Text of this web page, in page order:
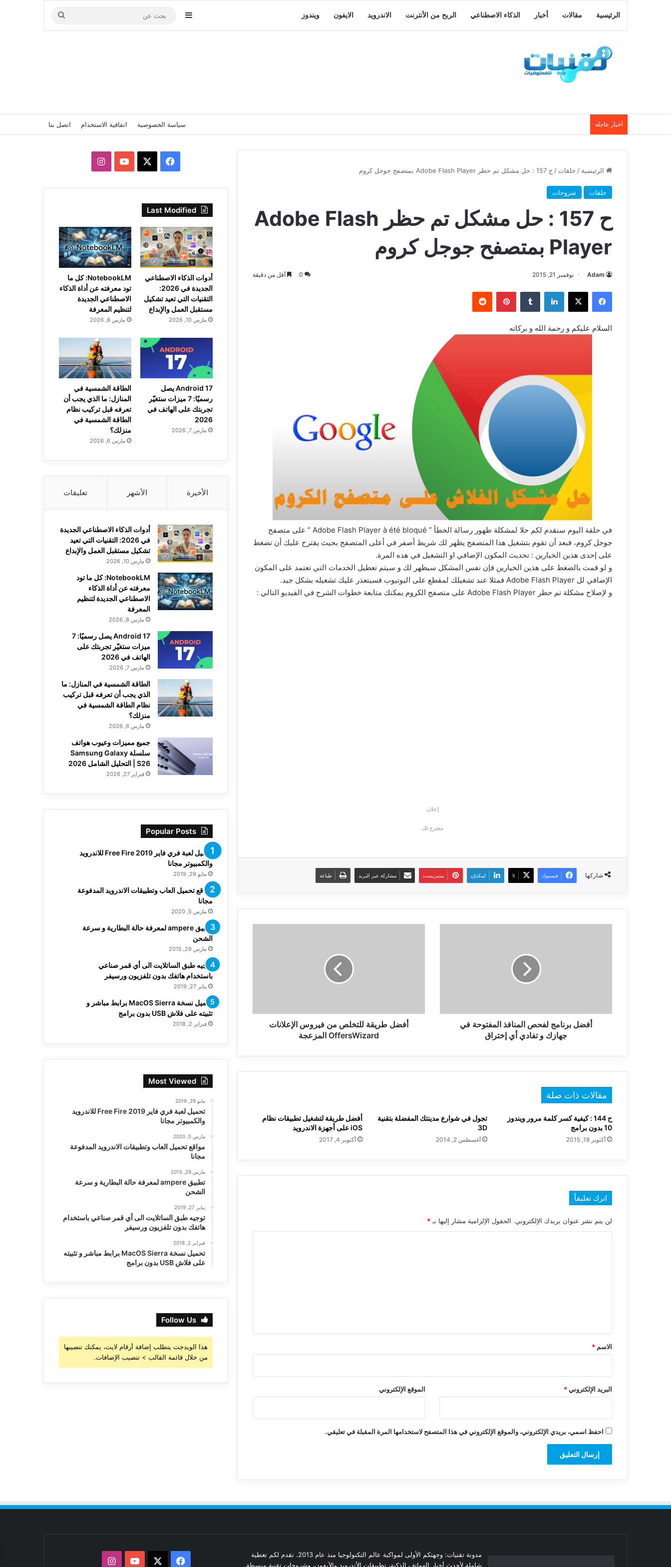
الرئيسية مقالات أخبار الذكاء الاصطناعي الربح من الأنترنت الاندرويد الايفون ويندوز إضافة عمود جانبي
بحث
عن
أخبار عاجلة سياسة الخصوصية اتفاقية الاستخدام اتصل بنا
الرئيسية / حلقات / ح 157 : حل مشكل تم حظر Adobe Flash Player بمتصفح جوجل كروم
حلقات شروحات
ح 157 : حل مشكل تم حظر Adobe Flash
Player بمتصفح جوجل كروم
Adam نوفمبر 21, 2015 0 أقل من دقيقة
فيسبوك ‫X لينكدإن بينتيريست
السلام عليكم و رحمة الله و بركاته
في حلقة اليوم سنقدم لكم حلا لمشكلة ظهور رسالة الخطأ ” Adobe Flash Player à été bloqué ” على متصفح
جوجل كروم، فبعد أن تقوم بتشغيل هذا المتصفح يظهر لك شريط أصفر في أعلى المتصفح بحيث يقترح عليك أن تضغط
على إحدى هذين الخيارين : تحديث المكون الإضافي او التشغيل في هده المرة.
و لو قمت بالضغط على هذين الخيارين فإن نفس المشكل سيظهر لك و سيتم تعطيل الخدمات التي تعتمد على المكون
الإضافي لل Adobe Flash Player فمثلا عند تشغيلك لمقطع على اليوتيوب فسيتعذر عليك تشغيله بشكل جيد.
و لإصلاح مشكلة تم حظر Adobe Flash Player على متصفح الكروم يمكنك متابعة خطوات الشرح في الفيديو التالي :
إعلان
مقترح لك
شاركها فيسبوك ‫X لينكدإن بينتيريست مشاركة عبر البريد طباعة
تفادي
أفضل برنامج لفحص المنافذ المفتوحة في
جهازك و تفادي أي إختراق
أفضل طريقة للتخلص من فيروس الإعلانات
OffersWizard المزعجة
مقالات ذات صلة
ح 144 : كيفية كسر كلمة مرور ويندوز
10 بدون برامج
أكتوبر 18, 2015
تجول في شوارع مدينتك المفضلة بتقنية
3D
أغسطس 2, 2014
أفضل طريقة لتشغيل تطبيقات نظام
iOS على أجهزة الاندرويد
أكتوبر 4, 2017
اترك تعليقاً
لن يتم نشر عنوان بريدك الإلكتروني. الحقول الإلزامية مشار إليها بـ *
*
الاسم *
البريد الإلكتروني* الموقع الإلكتروني
احفظ اسمي، بريدي الإلكتروني، والموقع الإلكتروني في هذا المتصفح لاستخدامها المرة المقبلة في تعليقي.
فيسبوك ‫YouTubeانستقرام
Last Modified
أدوات الذكاء الاصطناعي
الجديدة في 2026:
التقنيات التي تعيد تشكيل
مستقبل العمل والإبداع
مارس 10, 2026
NotebookLM: كل ما
تود معرفته عن أداة الذكاء
الاصطناعي الجديدة
لتنظيم المعرفة
مارس 8, 2026
Android 17 يصل
رسميًا: 7 ميزات ستغيّر
تجربتك على الهاتف في
2026
مارس 7, 2026
الطاقة الشمسية في
المنازل: ما الذي يجب أن
تعرفه قبل تركيب نظام
الطاقة الشمسية في
منزلك؟
مارس 6, 2026
الأخيرة الأشهر تعليقات
أدوات الذكاء الاصطناعي الجديدة
في 2026: التقنيات التي تعيد
تشكيل مستقبل العمل والإبداع
مارس 10, 2026
NotebookLM: كل ما تود
معرفته عن أداة الذكاء
الاصطناعي الجديدة لتنظيم
المعرفة
مارس 8, 2026
Android 17 يصل رسميًا: 7
ميزات ستغيّر تجربتك على
الهاتف في 2026
مارس 7, 2026
الطاقة الشمسية في المنازل: ما
الذي يجب أن تعرفه قبل تركيب
نظام الطاقة الشمسية في
منزلك؟
مارس 6, 2026
جميع مميزات وعيوب هواتف
سلسلة Samsung Galaxy
S26 | التحليل الشامل 2026
فبراير 27, 2026
Popular Posts
تحميل لعبة فري فاير Free Fire 2019 للاندرويد
والكمبيوتر مجانا
مايو 29, 2019
مواقع تحميل العاب وتطبيقات الاندرويد المدفوعة
مجانا
مارس 5, 2020
تطبيق ampere لمعرفة حالة البطارية و سرعة
الشحن
مارس 29, 2015
توجيه طبق الساتلايت الى أي قمر صناعي
باستخدام هاتفك بدون تلفزيون ورسيفر
يناير 27, 2019
تحميل نسخة MacOS Sierra برابط مباشر و
تثبيته على فلاش USB بدون برامج
فبراير 2, 2018
Most Viewed
مايو 29, 2019
تحميل لعبة فري فاير Free Fire 2019 للاندرويد
والكمبيوتر مجانا
مارس 5, 2020
مواقع تحميل العاب وتطبيقات الاندرويد المدفوعة
مجانا
مارس 29, 2015
تطبيق ampere لمعرفة حالة البطارية و سرعة
الشحن
يناير 27, 2019
توجيه طبق الساتلايت الى أي قمر صناعي باستخدام
هاتفك بدون تلفزيون ورسيفر
فبراير 2, 2018
تحميل نسخة MacOS Sierra برابط مباشر و تثبيته
على فلاش USB بدون برامج
Follow Us
هذا الويدجت يتطلب إضافة أرقام لايت، يمكنك تنصيبها
من خلال قائمة القالب > تنصيب الإضافات.
مدونة تقنيات: وجهتكم الأولى لمواكبة عالم التكنولوجيا منذ عام 2013. نقدم لكم تغطية
شاملة لأحدث أخبار الهواتف الذكية، تطبيقات الأندرويد والآيفون، وشروحات تقنية مبسطة
فيسبوك ‫YouTubeانستقرام